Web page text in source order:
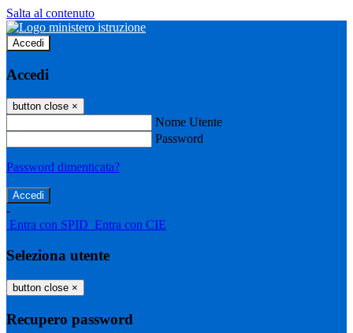
Salta al contenuto
Accedi
Accedi
button close ×
Nome Utente
Password
Password dimenticata?
-
Entra con SPID Entra con CIE
Seleziona utente
button close ×
Recupero password